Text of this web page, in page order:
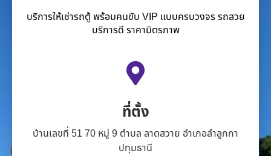
บริการให้เช่ารถตู้ พร้อมคนขับ VIP แบบครบวงจร รถสวย
บริการดี ราคามิตรภาพ
ที่ตั้ง
บ้านเลขที่ 51 70 หมู่ 9 ตำบล ลาดสวาย อำเภอลำลูกกา
ปทุมธานี